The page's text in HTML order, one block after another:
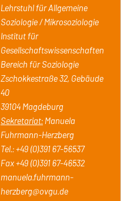
Lehrstuhl für Allgemeine
Soziologie / Mikrosoziologie
Institut für
Gesellschaftswissenschaften
Bereich für Soziologie
Zschokkestraße 32, Gebäude
40
39104 Magdeburg
Sekretariat:Manuela
Fuhrmann-Herzberg
Tel.: +49 (0)391 67-56537
Fax +49 (0)391 67-46532
manuela.fuhrmann-
herzberg@ovgu.de